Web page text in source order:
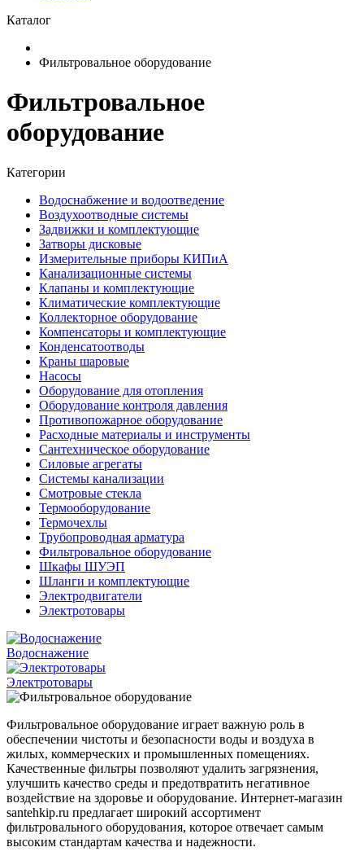
Каталог
Фильтровальное оборудование
Фильтровальное
оборудование
Категории
Водоснабжение и водоотведение
Воздухоотводные системы
Задвижки и комплектующие
Затворы дисковые
Измерительные приборы КИПиА
Канализационные системы
Клапаны и комплектующие
Климатические комплектующие
Коллекторное оборудование
Компенсаторы и комплектующие
Конденсатоотводы
Краны шаровые
Насосы
Оборудование для отопления
Оборудование контроля давления
Противопожарное оборудование
Расходные материалы и инструменты
Сантехническое оборудование
Силовые агрегаты
Системы канализации
Смотровые стекла
Термооборудование
Термочехлы
Трубопроводная арматура
Фильтровальное оборудование
Шкафы ШУЭП
Шланги и комплектующие
Электродвигатели
Электротовары
Водоснажение
Электротовары
Фильтровальное оборудование играет важную роль в
обеспечении чистоты и безопасности воды и воздуха в
жилых, коммерческих и промышленных помещениях.
Качественные фильтры позволяют удалить загрязнения,
улучшить качество среды и предотвратить негативное
воздействие на здоровье и оборудование. Интернет-магазин
santehkip.ru предлагает широкий ассортимент
фильтровального оборудования, которое отвечает самым
высоким стандартам качества и надежности.